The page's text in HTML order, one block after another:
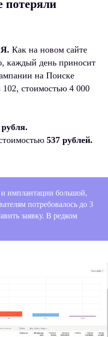
потеряли
Как на новом сайте
каждый день приносит
на Поиске
102, стоимостью 4 000
рубля.
537 рублей.
имплантации большой,
потребовалось до 3
заявку. В редком